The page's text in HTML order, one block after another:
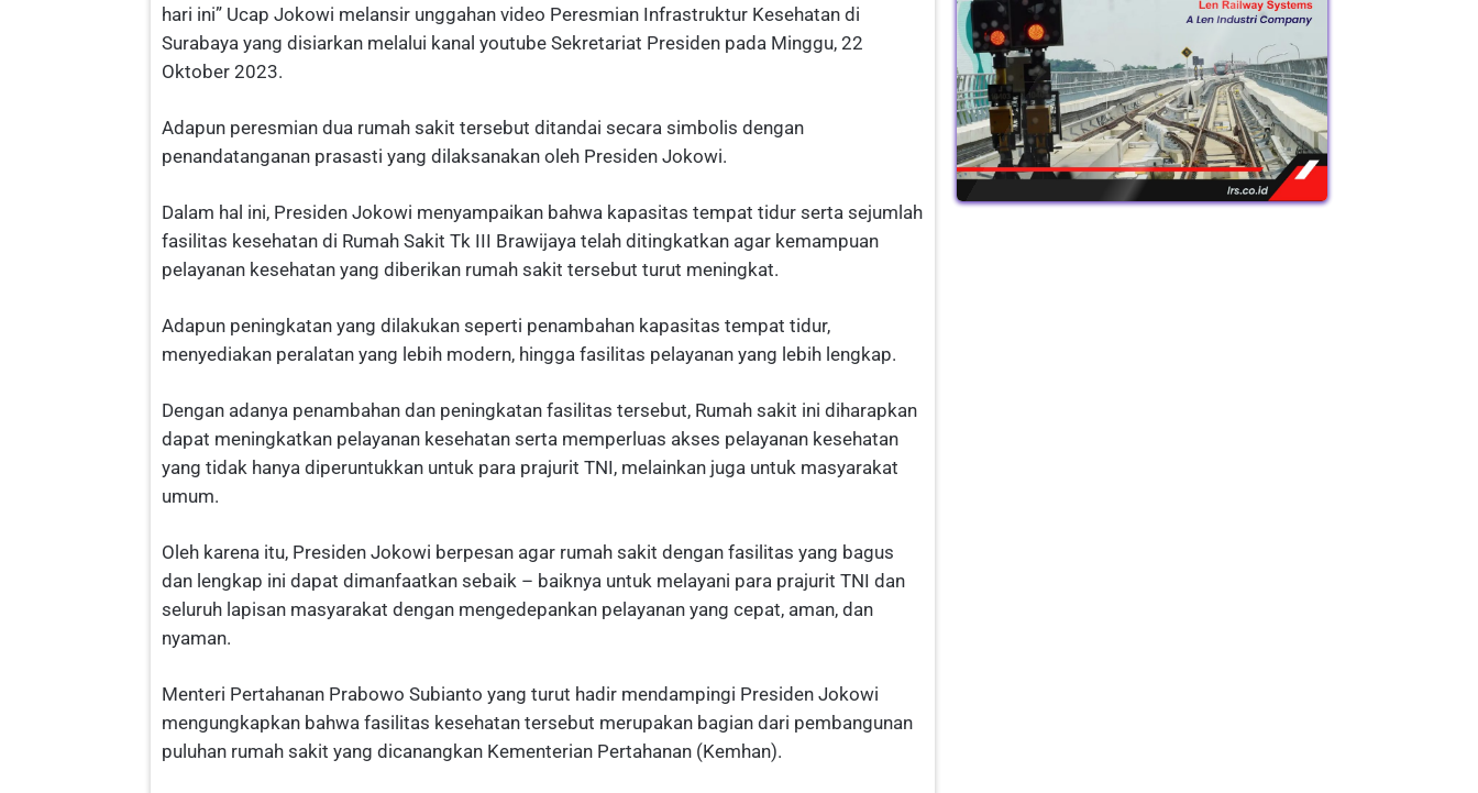
hari ini” Ucap Jokowi melansir unggahan video Peresmian Infrastruktur Kesehatan di
Surabaya yang disiarkan melalui kanal youtube Sekretariat Presiden pada Minggu, 22
Oktober 2023.
Adapun peresmian dua rumah sakit tersebut ditandai secara simbolis dengan
penandatanganan prasasti yang dilaksanakan oleh Presiden Jokowi.
Dalam hal ini, Presiden Jokowi menyampaikan bahwa kapasitas tempat tidur serta sejumlah
fasilitas kesehatan di Rumah Sakit Tk III Brawijaya telah ditingkatkan agar kemampuan
pelayanan kesehatan yang diberikan rumah sakit tersebut turut meningkat.
Adapun peningkatan yang dilakukan seperti penambahan kapasitas tempat tidur,
menyediakan peralatan yang lebih modern, hingga fasilitas pelayanan yang lebih lengkap.
Dengan adanya penambahan dan peningkatan fasilitas tersebut, Rumah sakit ini diharapkan
dapat meningkatkan pelayanan kesehatan serta memperluas akses pelayanan kesehatan
yang tidak hanya diperuntukkan untuk para prajurit TNI, melainkan juga untuk masyarakat
umum.
Oleh karena itu, Presiden Jokowi berpesan agar rumah sakit dengan fasilitas yang bagus
dan lengkap ini dapat dimanfaatkan sebaik – baiknya untuk melayani para prajurit TNI dan
seluruh lapisan masyarakat dengan mengedepankan pelayanan yang cepat, aman, dan
nyaman.
Menteri Pertahanan Prabowo Subianto yang turut hadir mendampingi Presiden Jokowi
mengungkapkan bahwa fasilitas kesehatan tersebut merupakan bagian dari pembangunan
puluhan rumah sakit yang dicanangkan Kementerian Pertahanan (Kemhan).